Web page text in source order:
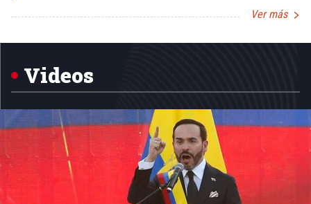
Ver más
1
Videos